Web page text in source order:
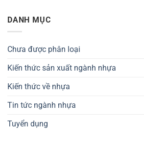
DANH MỤC
Chưa được phân loại
Kiến thức sản xuất ngành nhựa
Kiến thức về nhựa
Tin tức ngành nhựa
Tuyển dụng